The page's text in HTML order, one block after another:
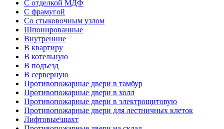
С отделкой МДФ
С фрамугой
Со стыковочным узлом
Шпонированные
Внутренние
В квартиру
В котельную
В подъезд
В серверную
Противопожарные двери в тамбур
Противопожарные двери в холл
Противопожарные двери в электрощитовую
Противопожарные двери для лестничных клеток
Лифтовые\шахт